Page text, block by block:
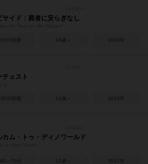
サイド：屍者に安らぎなし
60分前後 14歳～ 2018年
チェスト
30分前後 14歳～ 2018年
カム・トゥ・ディノワールド
40～70分 12歳～ 2017年